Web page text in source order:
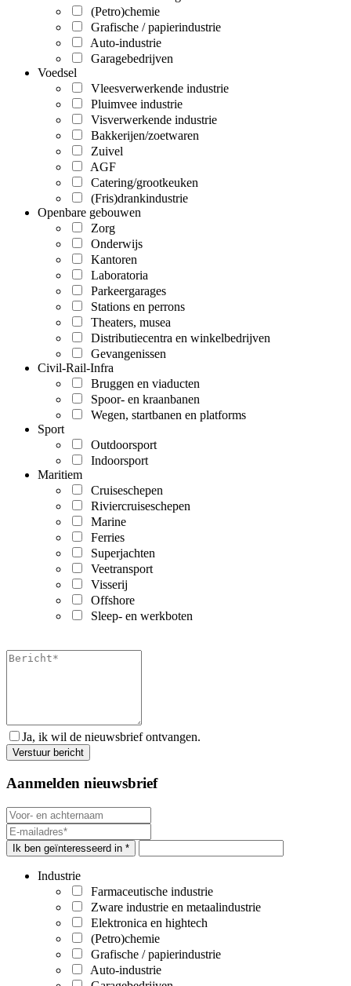
(Petro)chemie
Grafische / papierindustrie
Auto-industrie
Garagebedrijven
Voedsel
Vleesverwerkende industrie
Pluimvee industrie
Visverwerkende industrie
Bakkerijen/zoetwaren
Zuivel
AGF
Catering/grootkeuken
(Fris)drankindustrie
Openbare gebouwen
Zorg
Onderwijs
Kantoren
Laboratoria
Parkeergarages
Stations en perrons
Theaters, musea
Distributiecentra en winkelbedrijven
Gevangenissen
Civil-Rail-Infra
Bruggen en viaducten
Spoor- en kraanbanen
Wegen, startbanen en platforms
Sport
Outdoorsport
Indoorsport
Maritiem
Cruiseschepen
Riviercruiseschepen
Marine
Ferries
Superjachten
Veetransport
Visserij
Offshore
Sleep- en werkboten
Ja, ik wil de nieuwsbrief ontvangen.
Aanmelden nieuwsbrief
Ik ben geïnteresseerd in *
Industrie
Farmaceutische industrie
Zware industrie en metaalindustrie
Elektronica en hightech
(Petro)chemie
Grafische / papierindustrie
Auto-industrie